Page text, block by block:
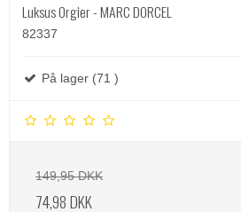
Luksus Orgier - MARC DORCEL
82337
På lager (71 )
149,95 DKK
74,98 DKK